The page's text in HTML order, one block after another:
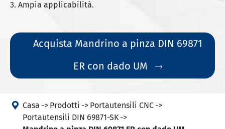
3. Ampia applicabilità.
Acquista Mandrino a pinza DIN 69871
ER con dado UM

 Casa Prodotti
Portautensili CNC
Portautensili DIN 69871-SK